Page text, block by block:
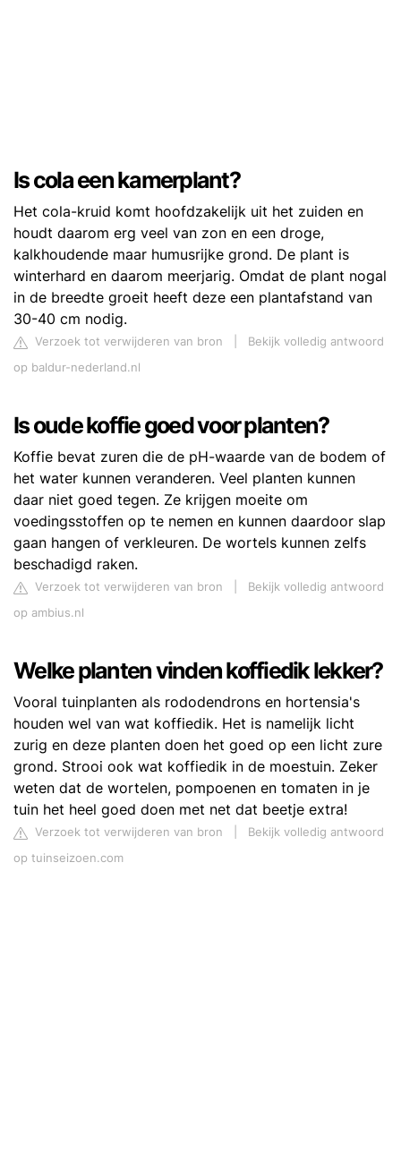
Is cola een kamerplant?
Het cola-kruid komt hoofdzakelijk uit het zuiden en
houdt daarom erg veel van zon en een droge,
kalkhoudende maar humusrijke grond. De plant is
winterhard en daarom meerjarig. Omdat de plant nogal
in de breedte groeit heeft deze een plantafstand van
30-40 cm nodig.
Verzoek tot verwijderen van bron
Bekijk volledig antwoord
op baldur-nederland.nl
Is oude koffie goed voor planten?
Koffie bevat zuren die de pH-waarde van de bodem of
het water kunnen veranderen. Veel planten kunnen
daar niet goed tegen. Ze krijgen moeite om
voedingsstoffen op te nemen en kunnen daardoor slap
gaan hangen of verkleuren. De wortels kunnen zelfs
beschadigd raken.
Verzoek tot verwijderen van bron
Bekijk volledig antwoord
op ambius.nl
Welke planten vinden koffiedik lekker?
Vooral tuinplanten als rododendrons en hortensia's
houden wel van wat koffiedik. Het is namelijk licht
zurig en deze planten doen het goed op een licht zure
grond. Strooi ook wat koffiedik in de moestuin. Zeker
weten dat de wortelen, pompoenen en tomaten in je
tuin het heel goed doen met net dat beetje extra!
Verzoek tot verwijderen van bron
Bekijk volledig antwoord
op tuinseizoen.com